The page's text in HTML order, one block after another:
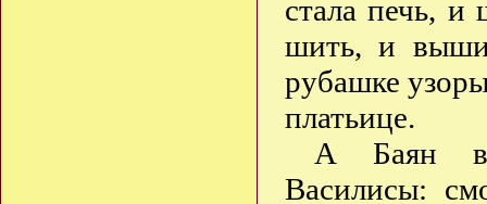
стала печь,
шить, и
рубашке
платьице.
А Баян
Василисы: